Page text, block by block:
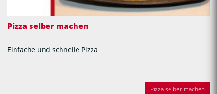
Pizza selber machen
Einfache und schnelle Pizza
Pizza selber machen